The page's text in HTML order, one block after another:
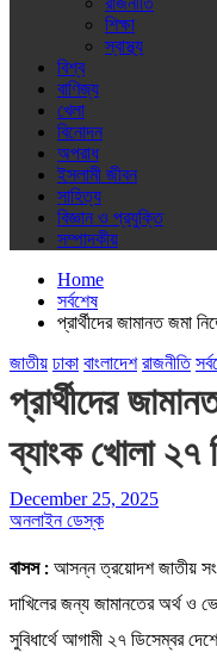
শিক্ষা
স্বাস্থ্য
বিশ্ব
বাণিজ্য
খেলা
বিনোদন
অপরাধ
ইসলামী জীবন
সাহিত্য
বিজ্ঞান ও প্রযুক্তি
সম্পাদকীয়
Home
সর্বশেষ
প্রার্থীদের জামানত জমা
জাতীয় ঢাকা বাংলাদেশ রাজনীতি
প্রার্থীদের
ব্যাংক খোলা ২৭
December 25, 2025
অনলাইন ডেস্ক
বাসস : আসন্ন ত্রয়োদশ জাতীয়
দাখিলের জন্য জামানতের অর্থ ও
সুবিধার্থে আগামী ২৭ ডিসেম্বর